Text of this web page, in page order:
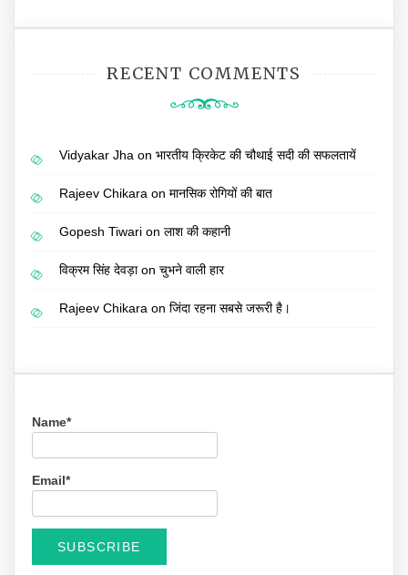
RECENT COMMENTS
Vidyakar Jha on भारतीय क्रिकेट की चौथाई सदी की सफलतायें
Rajeev Chikara on मानसिक रोगियों की बात
Gopesh Tiwari on लाश की कहानी
विक्रम सिंह देवड़ाon चुभने वाली हार
Rajeev Chikara on जिंदा रहना सबसे जरूरी है।
Name*
Email*